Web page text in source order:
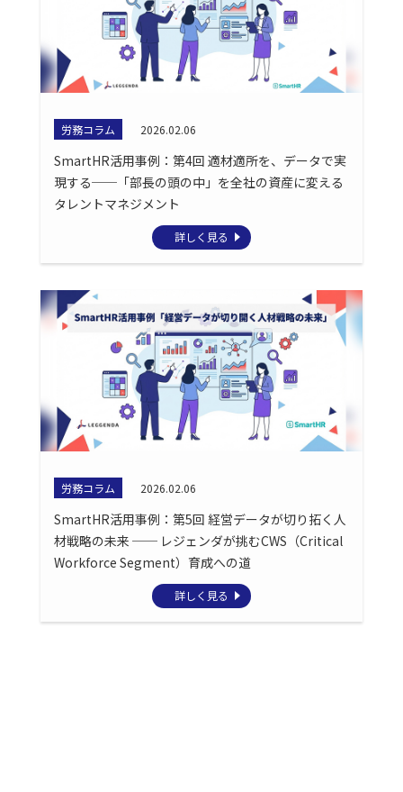
労務コラム 2026.02.06
SmartHR活用事例：第4回 適材適所を、データで実
現する──「部長の頭の中」を全社の資産に変える
タレントマネジメント
詳しく見る
労務コラム 2026.02.06
SmartHR活用事例：第5回 経営データが切り拓く人
材戦略の未来 ── レジェンダが挑むCWS（Critical
Workforce Segment）育成への道
詳しく見る